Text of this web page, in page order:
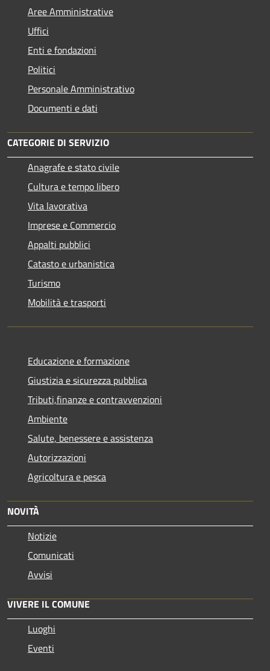
Aree Amministrative
Uffici
Enti e fondazioni
Politici
Personale Amministrativo
Documenti e dati
CATEGORIE DI SERVIZIO
Anagrafe e stato civile
Cultura e tempo libero
Vita lavorativa
Imprese e Commercio
Appalti pubblici
Catasto e urbanistica
Turismo
Mobilità e trasporti
Educazione e formazione
Giustizia e sicurezza pubblica
Tributi,finanze e contravvenzioni
Ambiente
Salute, benessere e assistenza
Autorizzazioni
Agricoltura e pesca
NOVITÀ
Notizie
Comunicati
Avvisi
VIVERE IL COMUNE
Luoghi
Eventi